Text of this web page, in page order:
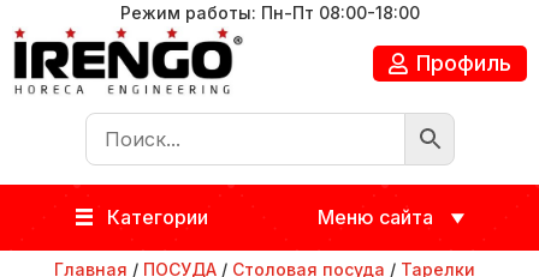
Режим работы: Пн-Пт 08:00-18:00
Профиль
Категории Меню сайта
Главная / ПОСУДА/ Столовая посуда / Тарелки